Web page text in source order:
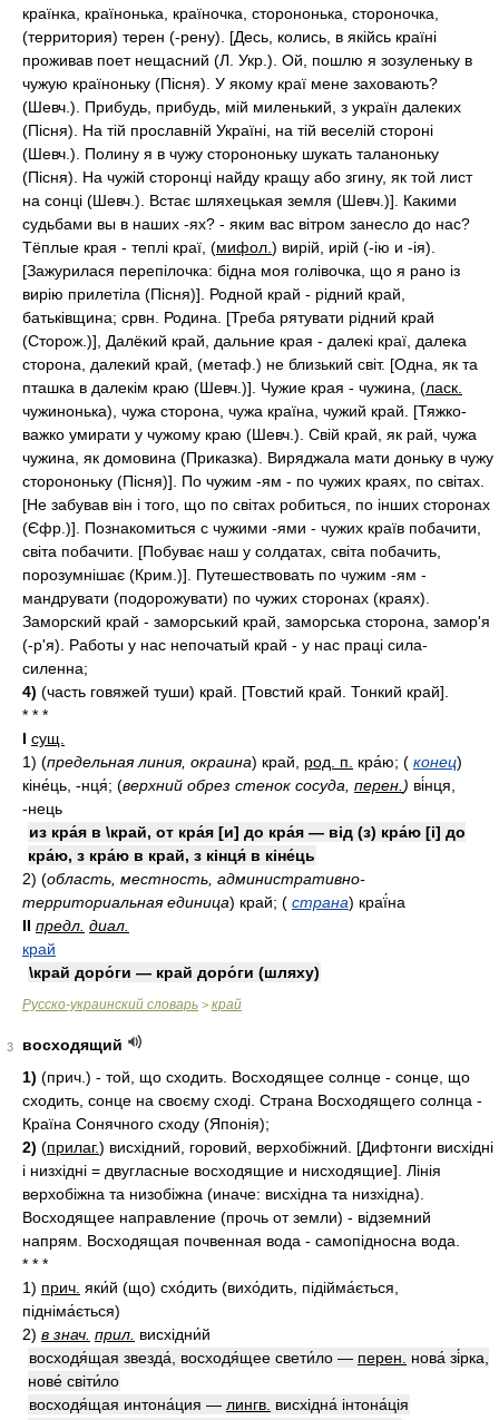
країнка, країнонька, країночка, сторононька, стороночка,
(территория) терен (-рену). [Десь, колись, в якійсь країні
проживав поет нещасний (Л. Укр.). Ой, пошлю я зозуленьку в
чужую країноньку (Пісня). У якому краї мене заховають?
(Шевч.). Прибудь, прибудь, мій миленький, з україн далеких
(Пісня). На тій прославній Україні, на тій веселій стороні
(Шевч.). Полину я в чужу сторононьку шукать таланоньку
(Пісня). На чужій сторонці найду кращу або згину, як той лист
на сонці (Шевч.). Встає шляхецькая земля (Шевч.)]. Какими
судьбами вы в наших -ях? - яким вас вітром занесло до нас?
Тёплые края - теплі краї, (мифол. ) вирій, ирій (-ію и -ія).
[Зажурилася перепілочка: бідна моя голівочка, що я рано із
вирію прилетіла (Пісня)]. Родной край - рідний край,
батьківщина; срвн. Родина. [Треба рятувати рідний край
(Сторож.)], Далёкий край, дальние края - далекі краї, далека
сторона, далекий край, (метаф.) не близький світ. [Одна, як та
пташка в далекім краю (Шевч.)]. Чужие края - чужина, (ласк.
чужинонька), чужа сторона, чужа країна, чужий край. [Тяжко-
важко умирати у чужому краю (Шевч.). Свій край, як рай, чужа
чужина, як домовина (Приказка). Виряджала мати доньку в чужу
сторононьку (Пісня)]. По чужим -ям - по чужих краях, по світах.
[Не забував він і того, що по світах робиться, по інших сторонах
(Єфр.)]. Познакомиться с чужими -ями - чужих країв побачити,
світа побачити. [Побуває наш у солдатах, світа побачить,
порозумнішає (Крим.)]. Путешествовать по чужим -ям -
мандрувати (подорожувати) по чужих сторонах (краях).
Заморский край - заморський край, заморська сторона, замор'я
(-р'я). Работы у нас непочатый край - у нас праці сила-
силенна;
4) (часть говяжей туши) край. [Товстий край. Тонкий край].
* * *
I сущ.
1) (предельная линия, окраина) край, род. п. кра́ю; ( конец)
кіне́ць, -нця́; (верхний обрез стенок сосуда, перен. ) ві́нця,
-нець
из кра́я в \край, от кра́я [и] до кра́я — від (з) кра́ю [і] до
кра́ю, з кра́ю в край, з кінця́ в кіне́ць
2) (область, местность, административно-
территориальная единица) край; ( страна) краї́на
II предл. диал.
край
\край доро́ги — край доро́ги (шляху)
Русско-украинский словарь > край
3
восходящий
1) (прич.) - той, що сходить. Восходящее солнце - сонце, що
сходить, сонце на своєму сході. Страна Восходящего солнца -
Країна Сонячного сходу (Японія);
2) (прилаг.) висхідний, горовий, верхобіжний. [Дифтонги висхідні
і низхідні = двугласные восходящие и нисходящие]. Лінія
верхобіжна та низобіжна (иначе: висхідна та низхідна).
Восходящее направление (прочь от земли) - відземний
напрям. Восходящая почвенная вода - самопідносна вода.
* * *
1) прич. яки́й (що) схо́дить (вихо́дить, підійма́ється,
підніма́ється)
2) в знач. прил. висхідни́й
восходя́щая звезда́, восходя́щее свети́ло — перен.
нова́ зі́рка,
нове́ світи́ло
восходя́щая интона́ция — лингв. висхідна́ інтона́ція